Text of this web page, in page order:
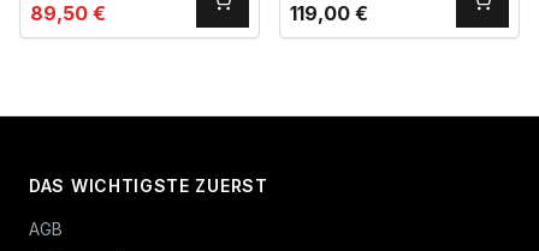
89,50 € 119,00 €
DAS WICHTIGSTE ZUERST
AGB